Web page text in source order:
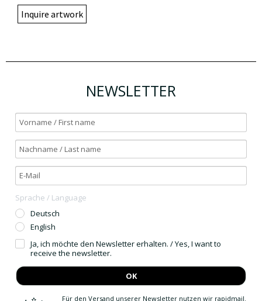
Inquire artwork
NEWSLETTER
Sprache / Language
Deutsch
English
Ja, ich möchte den Newsletter erhalten. / Yes, I want to
receive the newsletter.
OK
Für den Versand unserer Newsletter nutzen wir rapidmail.